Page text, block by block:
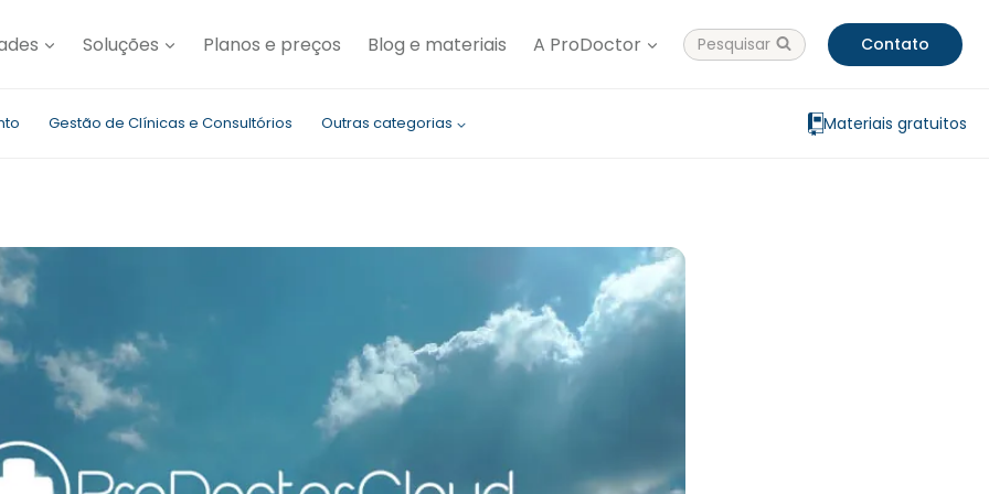
Soluções Planos e preços Blog e materiais A ProDoctor Pesquisar Contato
Gestão de Clínicas e Consultórios Outras categorias Materiais gratuitos